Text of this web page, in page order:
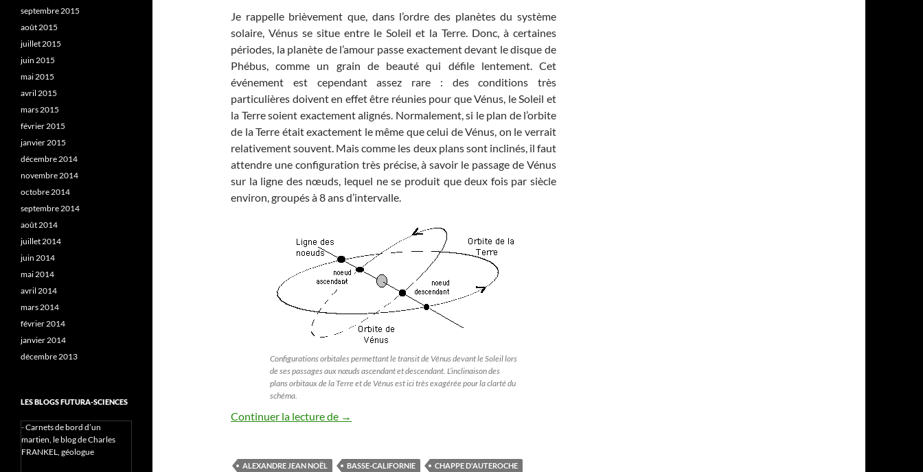
Je rappelle brièvement que, dans l’ordre des planètes du système
solaire, Vénus se situe entre le Soleil et la Terre. Donc, à certaines
périodes, la planète de l’amour passe exactement devant le disque de
Phébus, comme un grain de beauté qui défile lentement. Cet
événement est cependant assez rare : des conditions très
particulières doivent en effet être réunies pour que Vénus, le Soleil et
la Terre soient exactement alignés. Normalement, si le plan de l’orbite
de la Terre était exactement le même que celui de Vénus, on le verrait
relativement souvent. Mais comme les deux plans sont inclinés, il faut
attendre une configuration très précise, à savoir le passage de Vénus
sur la ligne des nœuds, lequel ne se produit que deux fois par siècle
environ, groupés à 8 ans d’intervalle.
Configurations orbitales permettant le transit de Vénus devant le Soleil lors
de ses passages aux nœuds ascendant et descendant. L’inclinaison des
plans orbitaux de la Terre et de Vénus est ici très exagérée pour la clarté du
schéma.
Continuer la lecture de Chappe d’Auteroche, mort pour la science le 1er août 1769
→
ALEXANDRE JEAN NOËL BASSE-CALIFORNIE CHAPPE D'AUTEROCHE
septembre 2015
août 2015
juillet 2015
juin 2015
mai 2015
avril 2015
mars 2015
février 2015
janvier 2015
décembre 2014
novembre 2014
octobre 2014
septembre 2014
août 2014
juillet 2014
juin 2014
mai 2014
avril 2014
mars 2014
février 2014
janvier 2014
décembre 2013
LES BLOGS FUTURA-SCIENCES
-Carnets de bord d’un
martien, le blog de Charles
FRANKEL, géologue